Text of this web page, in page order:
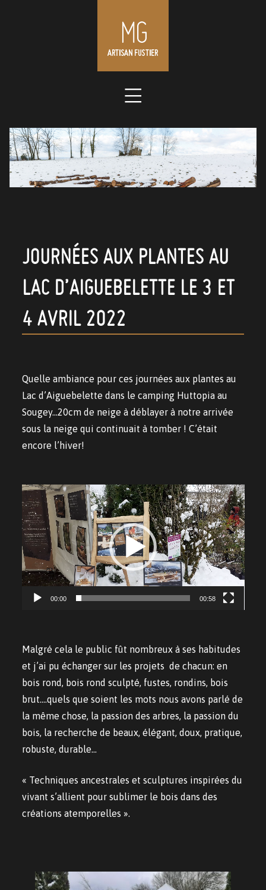
to
content
JOURNÉES AUX PLANTES AU
LAC D’AIGUEBELETTE LE 3 ET
4 AVRIL 2022
Quelle ambiance pour ces journées aux plantes au
Lac d’Aiguebelette dans le camping Huttopia au
Sougey…20cm de neige à déblayer à notre arrivée
sous la neige qui continuait à tomber ! C’était
encore l’hiver!
Lecteur
vidéo
00:00 00:58
Malgré cela le public fût nombreux à ses habitudes
et j’ai pu échanger sur les projets de chacun: en
bois rond, bois rond sculpté, fustes, rondins, bois
brut….quels que soient les mots nous avons parlé de
la même chose, la passion des arbres, la passion du
bois, la recherche de beaux, élégant, doux, pratique,
robuste, durable…
« Techniques ancestrales et sculptures inspirées du
vivant s’allient pour sublimer le bois dans des
créations atemporelles ».